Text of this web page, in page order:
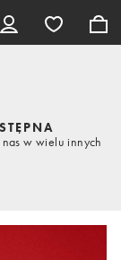
w wielu innych